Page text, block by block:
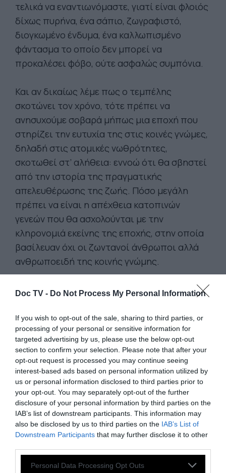
Doc TV - Do Not Process My Personal Information
If you wish to opt-out of the sale, sharing to third parties, or
processing of your personal or sensitive information for
targeted advertising by us, please use the below opt-out
section to confirm your selection. Please note that after your
opt-out request is processed you may continue seeing
interest-based ads based on personal information utilized by
us or personal information disclosed to third parties prior to
your opt-out. You may separately opt-out of the further
disclosure of your personal information by third parties on the
IAB’s list of downstream participants. This information may
also be disclosed by us to third parties on the IAB’s List of
Downstream Participants that may further disclose it to other
Personal Data Processing Opt Outs
τελικά να εναντιωνόμαστε, γιατί είναι φλοιός
δίχως πυρήνα, ένα σάπιο, ζωγραφιστό,
διογκωμένο ένδυμα, ένα καλλωπισμένο
φάντασμα το οποίο δεν μπορεί να
προκαλέσει φόβο, ούτε ασφαλώς συμπόνια.
Και αν δικαίως λέμε πως ο τεμπέλης
σκοτώνει τον χρόνο, τότε πρέπει να
ανησυχούμε σοβαρά μήπως μια εποχή που
στηρίζει την ευτυχία της στις κοινές γνώμες,
δηλαδή στις ατομικές νωθρότητες,
σκοτωθεί στ’ αλήθεια: εννοώ ότι θα σβηστεί
από την ιστορία της πραγματικής
απελευθέρωσης της ζωής. Πόσο μεγάλη
πρέπει να είναι η απέχθεια κατοπινών
γενεών που θα ασχολούνται με την
κληρονομιά εκείνης της εποχής, στην οποία
βασίλευαν όχι οι ζωντανοί άνθρωποι αλλά
ανθρωποειδή της κοινής γνώμης.
Γι’ αυτό τον λόγο η εποχή μας, για κάποιους
σκοτεινή και πιο άγνωστη, καθότι η πιο
απάνθρωπη, περίοδος της ιστορίας.
Διασχίζω τις καινούριες οδούς των πόλεών
μας και σκέφτομαι πως από όλα τα φρικτά
σπίτια, που έχτισε για λογαριασμό της η
γενιά της κοινής γνώμης, δε θα υπάρχει
τίποτα σε μια εκατονταετία και πως επίσης,
τότε, οι γνώμες αυτών των οικοδόμων
πιθανώς θα έχουν διαλυθεί.